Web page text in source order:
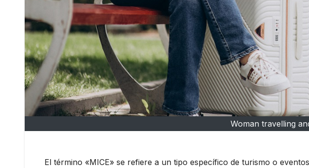
Woman travelling
El término «MICE» se refiere a un tipo específico de turismo o